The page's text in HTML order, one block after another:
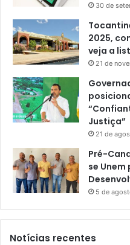
30 de
2025,
veja a
21 de
Justiça”
21 de
Pré-
se
5 de
Notícias recentes